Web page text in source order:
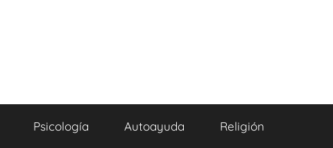
Psicología Autoayuda Religión